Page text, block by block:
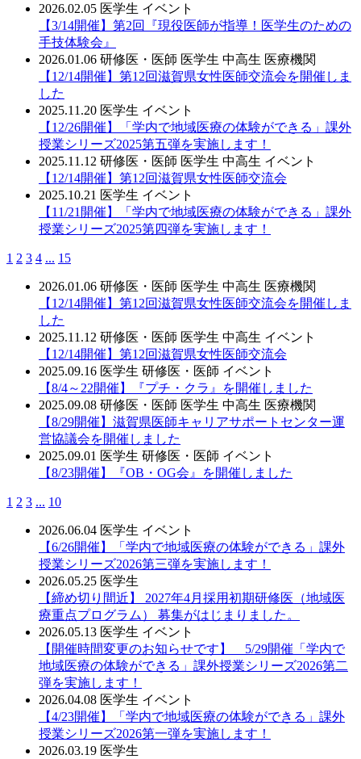
2026.02.05 医学生 イベント
【3/14開催】第2回『現役医師が指導！医学生のための
手技体験会』
2026.01.06 研修医・医師 医学生 中高生 医療機関
【12/14開催】第12回滋賀県女性医師交流会を開催しま
した
2025.11.20 医学生 イベント
【12/26開催】「学内で地域医療の体験ができる」課外
授業シリーズ2025第五弾を実施します！
2025.11.12 研修医・医師 医学生 中高生 イベント
【12/14開催】第12回滋賀県女性医師交流会
2025.10.21 医学生 イベント
【11/21開催】「学内で地域医療の体験ができる」課外
授業シリーズ2025第四弾を実施します！
1 2 3 4 ... 15
2026.01.06 研修医・医師 医学生 中高生 医療機関
【12/14開催】第12回滋賀県女性医師交流会を開催しま
した
2025.11.12 研修医・医師 医学生 中高生 イベント
【12/14開催】第12回滋賀県女性医師交流会
2025.09.16 医学生 研修医・医師 イベント
【8/4～22開催】『プチ・クラ』を開催しました
2025.09.08 研修医・医師 医学生 中高生 医療機関
【8/29開催】滋賀県医師キャリアサポートセンター運
営協議会を開催しました
2025.09.01 医学生 研修医・医師 イベント
【8/23開催】『OB・OG会』を開催しました
1 2 3 ... 10
2026.06.04 医学生 イベント
【6/26開催】「学内で地域医療の体験ができる」課外
授業シリーズ2026第三弾を実施します！
2026.05.25 医学生
【締め切り間近】 2027年4月採用初期研修医（地域医
療重点プログラム） 募集がはじまりました。
2026.05.13 医学生 イベント
【開催時間変更のお知らせです】 5/29開催「学内で
地域医療の体験ができる」課外授業シリーズ2026第二
弾を実施します！
2026.04.08 医学生 イベント
【4/23開催】「学内で地域医療の体験ができる」課外
授業シリーズ2026第一弾を実施します！
2026.03.19 医学生